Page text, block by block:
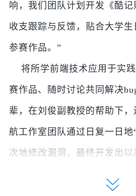
响，我们团队计划开发《酷
收支跟踪与反馈，贴合大学
参赛作品。”
将所学前端技术应用于实
赛作品、随时讨论共同解决
辈，在刘俊副教授的帮助下
航工作室团队通过日复一日地
次地修改漏洞，最终开发出